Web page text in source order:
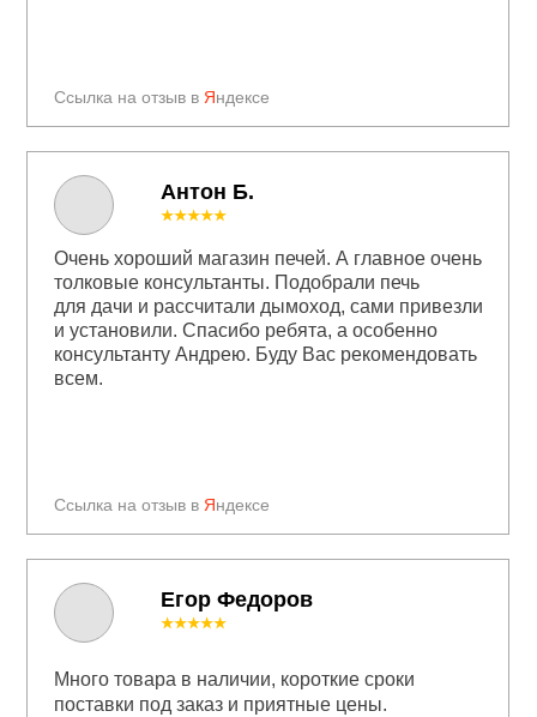
Антон Б.
Ссылка на отзыв в Яндексе
Ссылка на отзыв в Яндексе
★★★★★
Очень хороший магазин печей. А главное очень
толковые консультанты. Подобрали печь
для дачи и рассчитали дымоход, сами привезли
и установили. Спасибо ребята, а особенно
консультанту Андрею. Буду Вас рекомендовать
всем.
Егор Федоров
★★★★★
Много товара в наличии, короткие сроки
поставки под заказ и приятные цены.